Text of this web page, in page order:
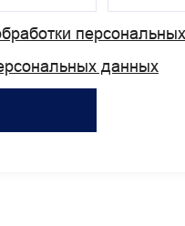
данных